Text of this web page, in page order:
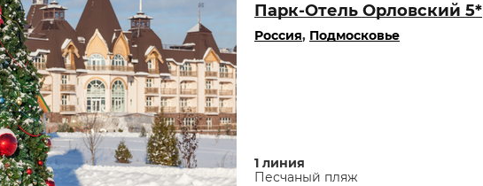
Парк-Отель Орловский 5*
Россия, Подмосковье
1 линия
Песчаный пляж